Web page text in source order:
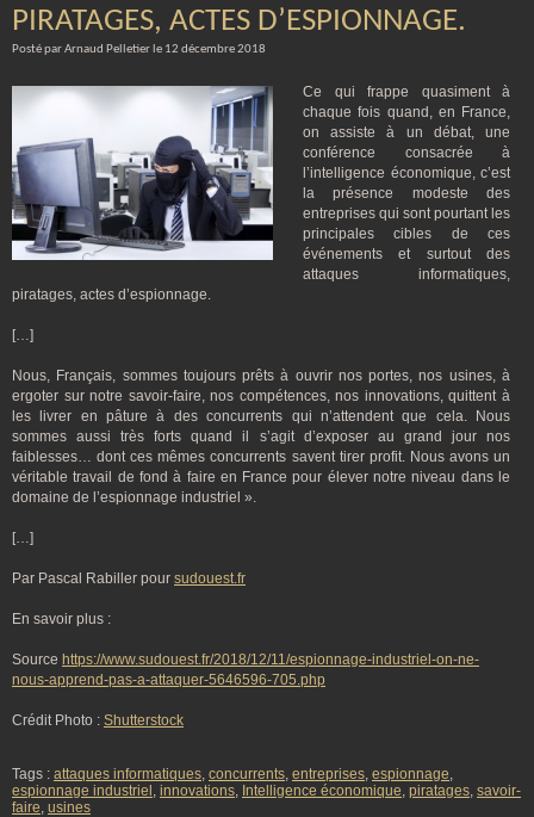
PIRATAGES, ACTES D’ESPIONNAGE.
Posté par Arnaud Pelletier le 12 décembre 2018
Ce qui frappe quasiment à
chaque fois quand, en France,
on assiste à un débat, une
conférence consacrée à
l’intelligence économique, c’est
la présence modeste des
entreprises qui sont pourtant les
principales cibles de ces
événements et surtout des
attaques informatiques,
piratages, actes d’espionnage.
[…]
Nous, Français, sommes toujours prêts à ouvrir nos portes, nos usines, à
ergoter sur notre savoir-faire, nos compétences, nos innovations, quittent à
les livrer en pâture à des concurrents qui n’attendent que cela. Nous
sommes aussi très forts quand il s’agit d’exposer au grand jour nos
faiblesses… dont ces mêmes concurrents savent tirer profit. Nous avons un
véritable travail de fond à faire en France pour élever notre niveau dans le
domaine de l’espionnage industriel ».
[…]
Par Pascal Rabiller pour sudouest.fr
En savoir plus :
Source https://www.sudouest.fr/2018/12/11/espionnage-industriel-on-ne-
nous-apprend-pas-a-attaquer-5646596-705.php
Crédit Photo : Shutterstock
Tags : attaques informatiques, concurrents, entreprises, espionnage,
espionnage industriel , innovations, Intelligence économique, piratages, savoir-
faire, usines